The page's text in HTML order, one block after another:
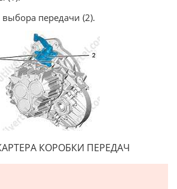
передачи (2).
КОРОБКИ ПЕРЕДАЧ